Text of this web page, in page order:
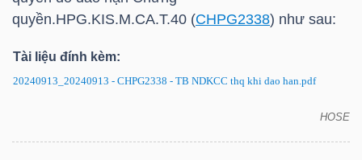
quyền.HPG.KIS.M.CA.T.40 (CHPG2338) như sau:
Tài liệu đính kèm:
20240913_20240913 - CHPG2338 - TB NDKCC thq khi dao han.pdf
HOSE
ĐỘNG